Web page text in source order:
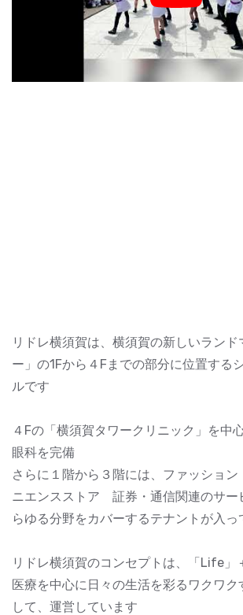
リドレ横須賀は、横須賀の新しいランド
ー」の1Fから４Fまでの部分に位置する
ルです
４Fの「横須賀タワークリニック」を中
眼科を完備
さらに１階から３階には、ファッショ
ニエンスストア 証券・通信関連のサー
らゆる分野をカバーするテナントが入っ
リドレ横須賀のコンセプトは、「Life
医療を中心に日々の生活を彩るワクワク
して、運営しています